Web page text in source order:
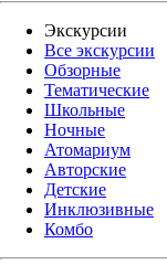
Экскурсии
Все экскурсии
Обзорные
Тематические
Школьные
Ночные
Атомариум
Авторские
Детские
Инклюзивные
Комбо